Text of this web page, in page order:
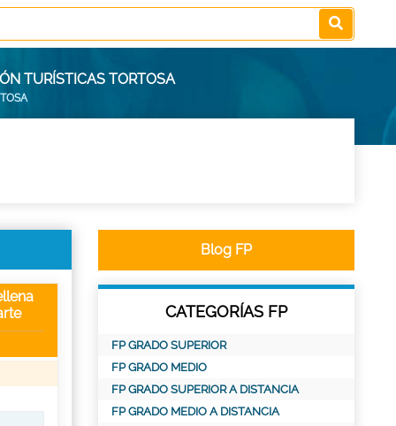
TURÍSTICAS TORTOSA
Blog FP
CATEGORÍAS FP
FP GRADO SUPERIOR
FP GRADO MEDIO
FP GRADO SUPERIOR A DISTANCIA
FP GRADO MEDIO A DISTANCIA